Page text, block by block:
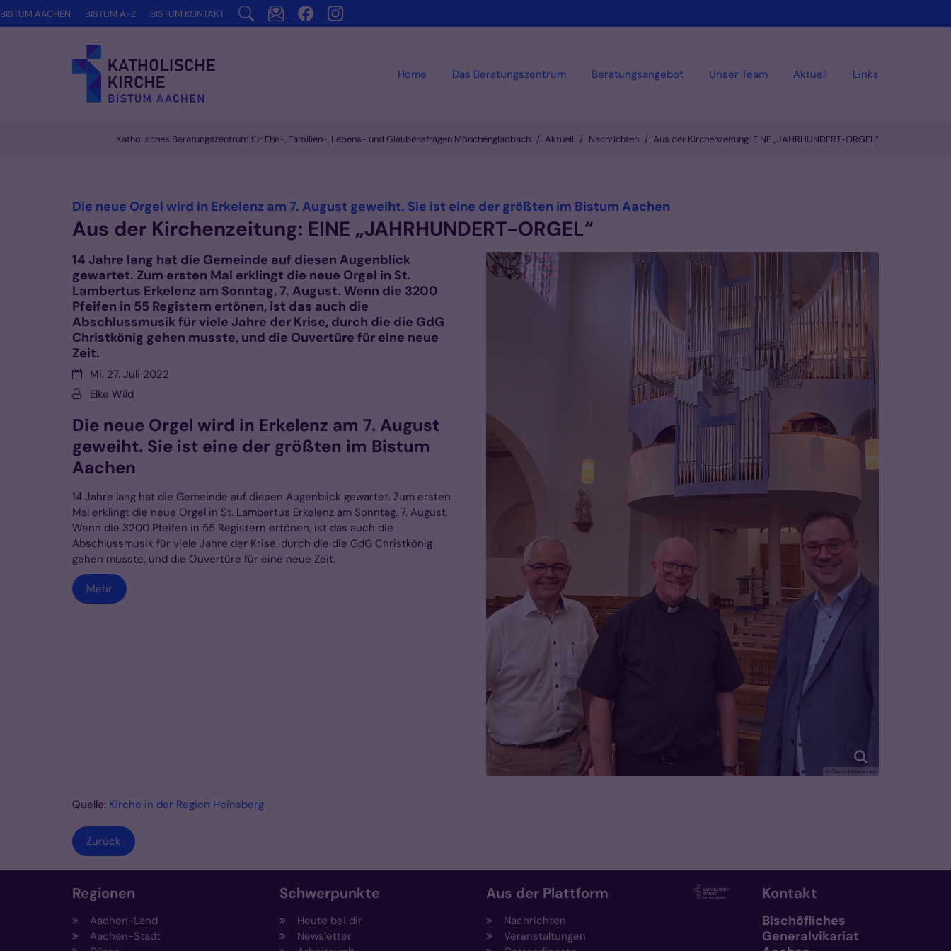
Zum Inhalt springen
Home Das Beratungszentrum Beratungsangebot Unser Team Aktuell Links
BISTUM AACHEN BISTUM A-Z BISTUM KONTAKT
Katholisches Beratungszentrum für Ehe-, Familien-, Lebens- und Glaubensfragen Mönchengladbach Aktuell Nachrichten Aus der Kirchenzeitung: EINE „JAHRHUNDERT-ORGEL“
Die neue Orgel wird in Erkelenz am 7. August geweiht. Sie ist eine der größten im Bistum Aachen
Aus der Kirchenzeitung: EINE „JAHRHUNDERT-ORGEL“
© Garnet Manecke
14 Jahre lang hat die Gemeinde auf diesen Augenblick
gewartet. Zum ersten Mal erklingt die neue Orgel in St.
Lambertus Erkelenz am Sonntag, 7. August. Wenn die 3200
Pfeifen in 55 Registern ertönen, ist das auch die
Abschlussmusik für viele Jahre der Krise, durch die die GdG
Christkönig gehen musste, und die Ouvertüre für eine neue
Zeit.
Datum:Mi. 27. Juli 2022
Von:Elke Wild
Die neue Orgel wird in Erkelenz am 7. August
geweiht. Sie ist eine der größten im Bistum
Aachen
14 Jahre lang hat die Gemeinde auf diesen Augenblick gewartet. Zum ersten
Mal erklingt die neue Orgel in St. Lambertus Erkelenz am Sonntag, 7. August.
Wenn die 3200 Pfeifen in 55 Registern ertönen, ist das auch die
Abschlussmusik für viele Jahre der Krise, durch die die GdG Christkönig
gehen musste, und die Ouvertüre für eine neue Zeit.
Mehr
Quelle: Kirche in der Region Heinsberg
Zurück
Regionen
Aachen-Land
Aachen-Stadt
Schwerpunkte
Heute bei dir
Newsletter
Aus der Plattform
Nachrichten
Veranstaltungen
Kontakt
Bischöfliches
Generalvikariat